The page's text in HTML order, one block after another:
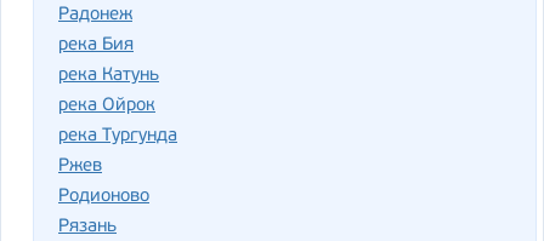
Радонеж
река Бия
река Катунь
река Ойрок
река Тургунда
Ржев
Родионово
Рязань